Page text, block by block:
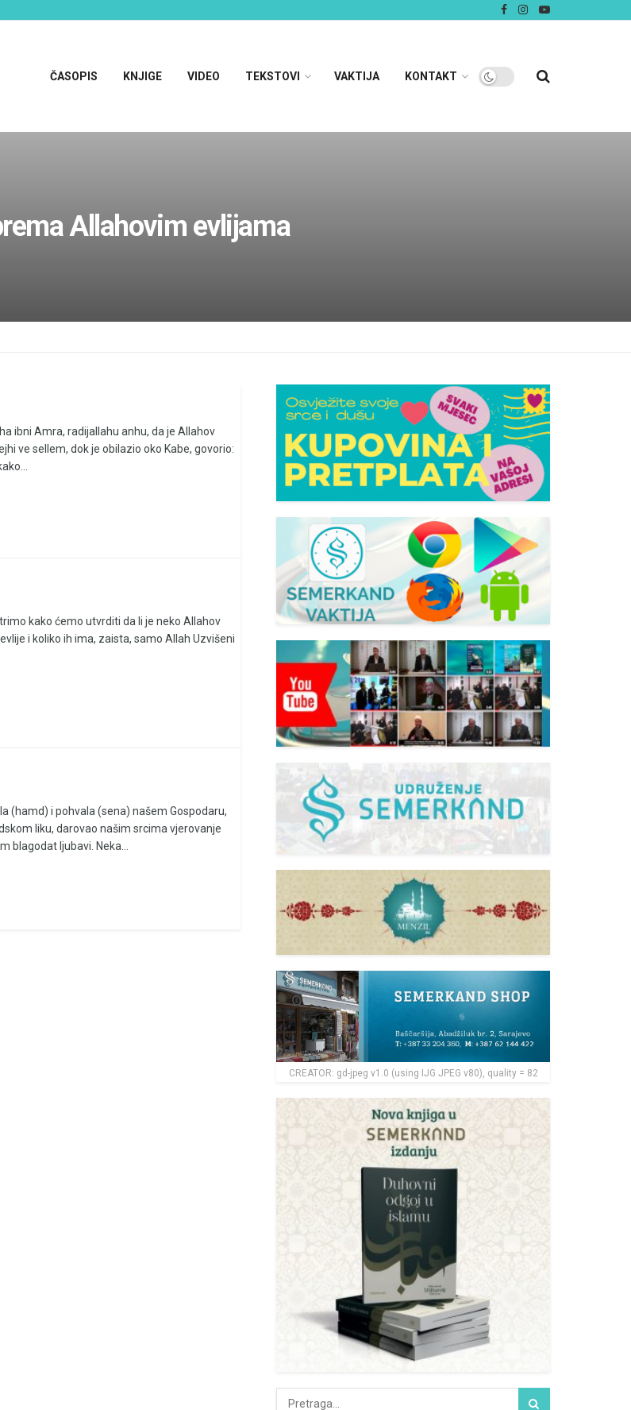
ČASOPIS KNJIGE VIDEO TEKSTOVI VAKTIJA KONTAKT
Allahovim evlijama
ibni Amra, radijallahu anhu, da je Allahov
ve sellem, dok je obilazio oko Kabe, govorio:
kako ćemo utvrditi da li je neko Allahov
i koliko ih ima, zaista, samo Allah Uzvišeni
(hamd) i pohvala (sena) našem Gospodaru,
liku, darovao našim srcima vjerovanje
blagodat ljubavi. Neka...
CREATOR: gd-jpeg v1.0 (using IJG JPEG v80), quality = 82